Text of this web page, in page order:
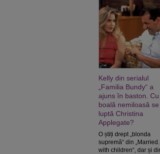
Kelly din serialul
„Familia Bundy“ a
ajuns în baston. Cu
boală nemiloasă se
luptă Christina
Applegate?
O știți drept „blonda
supremă“ din
with children“, dar și